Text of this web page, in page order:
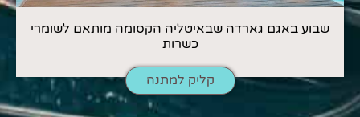
שבוע באגם גארדה שבאיטליה הקסומה מותאם לשומרי
כשרות
קליק למתנה